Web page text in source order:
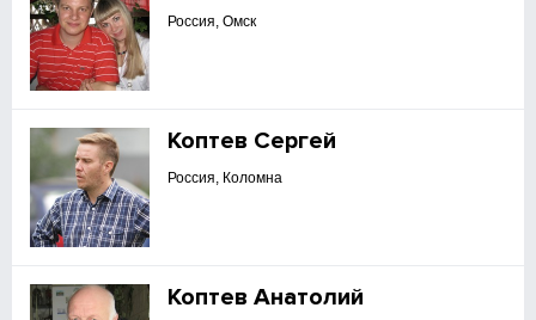
Россия, Омск
Коптев Сергей
Россия, Коломна
Коптев Анатолий